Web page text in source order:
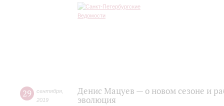
29 сентября
2019
Денис Мацуев — о новом сезоне и
эволюция